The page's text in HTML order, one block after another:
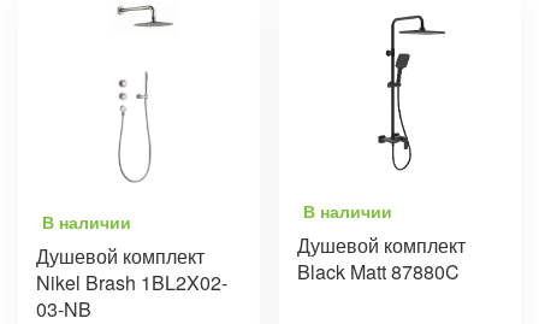
В наличии
Душевой комплект
Nikel Brash 1BL2X02-
03-NB
В наличии
Душевой комплект
Black Matt 87880C